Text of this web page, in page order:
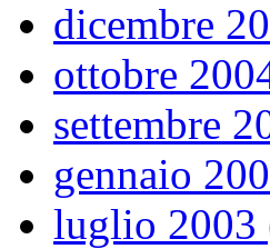
dicembre
ottobre
settembre
gennaio
luglio 2003